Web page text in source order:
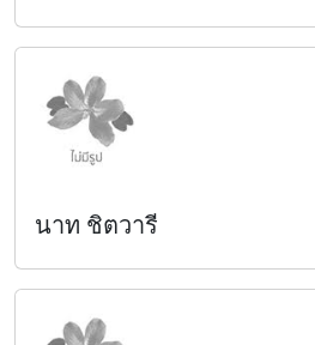
นาท ชิตวารี